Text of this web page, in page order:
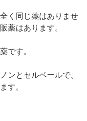
く同じ薬はありませ
薬はあります。
です。
ンとセルベールで、
す。